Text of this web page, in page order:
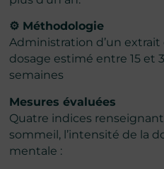
⚙️ Méthodologie
Administration d’un
dosage estimé entre 15 et
semaines
Mesures évaluées
Quatre indices
sommeil, l’intensité de la
mentale :